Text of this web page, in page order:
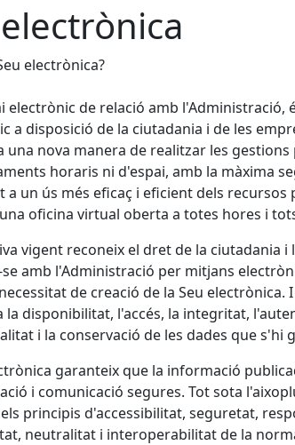
electrònica?
electrònic de relació amb l'Administració,
a disposició de la ciutadania i de les
una nova manera de realitzar les gestions
horaris ni d'espai, amb la màxima
un ús més eficaç i eficient dels recursos
oficina virtual oberta a totes hores i
vigent reconeix el dret de la ciutadania i
amb l'Administració per mitjans
de creació de la Seu electrònica.
la disponibilitat, l'accés, la integritat,
i la conservació de les dades que s'hi
garanteix que la informació
i comunicació segures. Tot sota
principis d'accessibilitat, seguretat,
neutralitat i interoperabilitat de la